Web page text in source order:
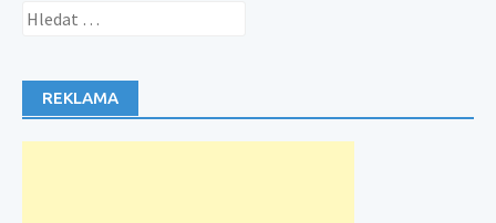
Vyhledávání
REKLAMA